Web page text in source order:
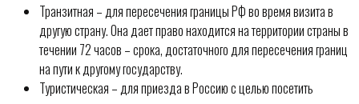
Транзитная – для пересечения границы РФ во время визита в
другую страну. Она дает право находится на территории страны в
течении 72 часов – срока, достаточного для пересечения границ
на пути к другому государству.
Туристическая – для приезда в Россию с целью посетить